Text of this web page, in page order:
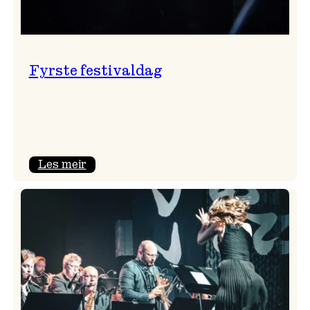
Fyrste festivaldag
Les meir: